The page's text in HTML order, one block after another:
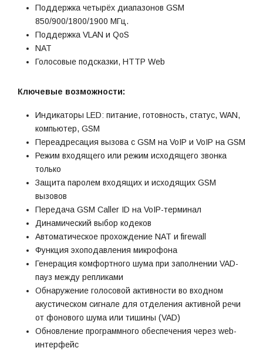
Поддержка четырёх диапазонов GSM
850/900/1800/1900 МГц.
Поддержка VLAN и QoS
NAT
Голосовые подсказки, HTTP Web
Ключевые возможности:
Индикаторы LED: питание, готовность, статус, WAN,
компьютер, GSM
Переадресация вызова с GSM на VoIP и VoIP на GSM
Режим входящего или режим исходящего звонка
только
Защита паролем входящих и исходящих GSM
вызовов
Передача GSM Caller ID на VoIP-терминал
Динамический выбор кодеков
Автоматическое прохождение NAT и firewall
Функция эхоподавления микрофона
Генерация комфортного шума при заполнении VAD-
пауз между репликами
Обнаружение голосовой активности во входном
акустическом сигнале для отделения активной речи
от фонового шума или тишины (VAD)
Обновление программного обеспечения через web-
интерфейс